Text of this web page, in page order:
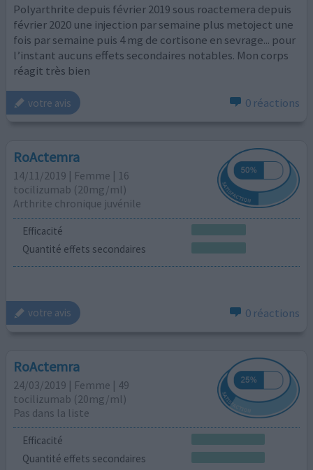
Polyarthrite depuis février 2019 sous roactemera depuis
février 2020 une injection par semaine plus metoject une
fois par semaine puis 4 mg de cortisone en sevrage... pour
l’instant aucuns effets secondaires notables. Mon corps
réagit très bien
votre avis 0 réactions
RoActemra
14/11/2019 | Femme | 16
tocilizumab (20mg/ml)
Arthrite chronique juvénile
Efficacité
Quantité effets secondaires
votre avis 0 réactions
RoActemra
24/03/2019 | Femme | 49
tocilizumab (20mg/ml)
Pas dans la liste
Efficacité
Quantité effets secondaires